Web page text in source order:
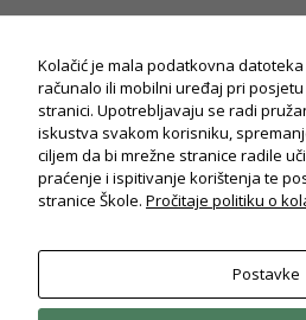
2026. Sva prava pridržana.
Kolačić je mala podatkovna
računalo ili mobilni uređaj pri
stranici. Upotrebljavaju se radi
iskustva svakom korisniku,
ciljem da bi mrežne stranice radile
praćenje i ispitivanje korištenja te
stranice Škole. Pročitaje politiku o
Postavke